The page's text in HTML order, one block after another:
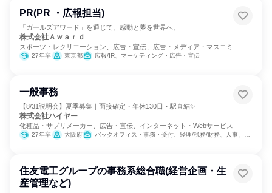
PR(PR ・広報担当)
「ガールズアワード」を通じて、感動と夢を世界へ。
株式会社Ａｗａｒｄ
スポーツ・レクリエーション、広告・宣伝、広告・メディア・マスコミ
27年卒 東京都 広報/IR、マーケティング・広告・宣伝
一般事務
【8/31説明会】夏季募集｜面接確定・年休130日・駅直結✨
株式会社ハイヤー
化粧品・サプリメーカー、広告・宣伝、インターネット・Webサービス
27年卒 大阪府 バックオフィス・事務・受付、経理/税務/財務、人事、総務
住友電工グループの事務系総合職(経営企画・生
産管理など)